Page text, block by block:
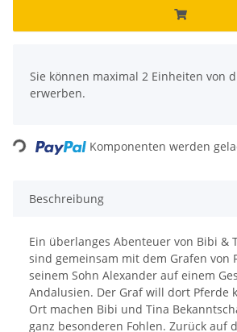
Sie können maximal 2 Einheiten von
erwerben.
Loading... Komponenten werden
Beschreibung
Ein überlanges Abenteuer von Bibi &
sind gemeinsam mit dem Grafen von
seinem Sohn Alexander auf einem
Andalusien. Der Graf will dort Pferde
Ort machen Bibi und Tina
ganz besonderen Fohlen. Zurück auf